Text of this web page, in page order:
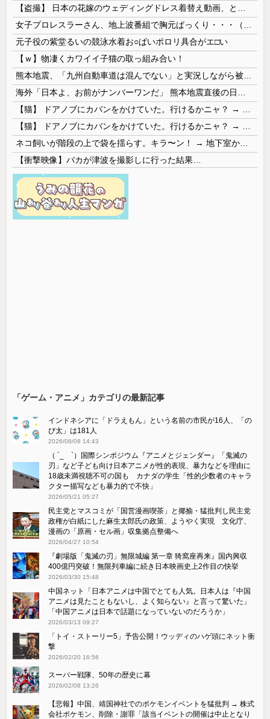
元子役の紫堂るいの競泳水着お○ぱいポロリ具合がエ□い
【ｗ】物凄くカワイイ子猫の取っ組み合い！
【衝撃映像】バカが津波を撮影しに行った結果…
「ゲーム・アニメ」カテゴリの最新記事
インドネシアに「ドラえもん」という名前の市民が16人、「の
び太」は181人
2026/08/08 14:43
（ ´_ゝ`）国際シンポジウム『アニメとジェンダー』「鬼滅の
刃」など子ども向け日本アニメが性的表現、暴力などを理由に
18歳未満視聴不可の国も カナダの学生「性的少数者のキャラ
クター描写なども暴力的で不快」
2026/05/21 05:27
民主党とマスコミが「国営漫画喫茶」と揶揄・猛批判し民主党
政権が白紙にした麻生太郎氏の政策、ようやく実現 文化庁、
漫画の「原画・セル画」収集拠点整備へ
2026/04/27 10:54
『劇場版「鬼滅の刃」無限城編 第一章 猗窩座再来』国内興収
400億円突破！無限列車編に続き日本映画史上2作目の快挙
2026/03/30 15:48
中国ネット「日本アニメは中国でとても人気。日本人は『中国
アニメは見たこともないし、よく知らない』と言って驚いた」
「中国アニメは日本で話題になっていないのだろうか」
2026/03/13 09:27
「トイ・ストーリー5」予告公開！ウッディのハゲ頭にネット衝
撃
2026/02/20 16:56
スーパー戦隊、50年の歴史に幕
2026/02/08 13:26
【悲報】中国、靖国神社でのポケモンイベントを猛批判 → 株式
会社ポケモン、削除・謝罪「該当イベントの開催は中止となり